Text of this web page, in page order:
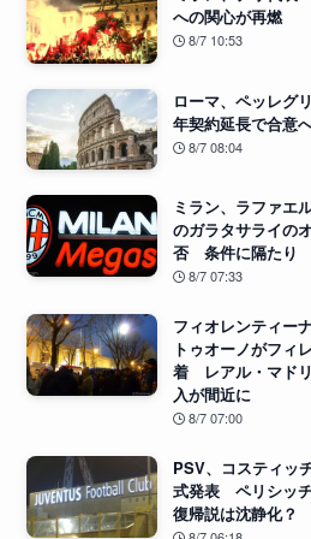
への関心が再燃
8/7 10:53
ローマ、ペッレグ
年契約延長で合意
8/7 08:04
ミラン、ラファエ
のガラタサライの
否 条件に隔たり
8/7 07:33
フィオレンティー
トゥオーノがフィ
着 レアル・マド
入が間近に
8/7 07:00
PSV、コスティッ
式発表 ペリシッ
復帰説は沈静化？